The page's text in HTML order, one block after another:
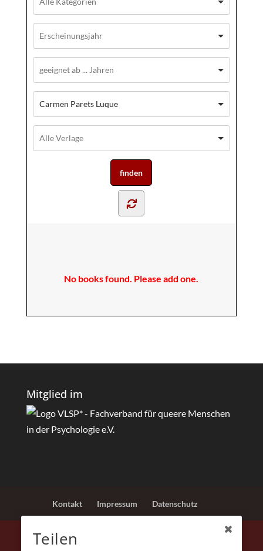
Carmen Parets Luque
No books found. Please add one.
Mitglied im
Kontakt Impressum Datenschutz
Teilen